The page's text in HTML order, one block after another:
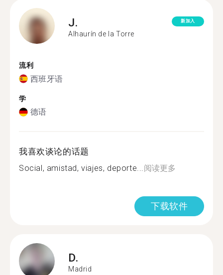
J.
Alhaurín de la Torre
新加入
流利
西班牙语
学
德语
我喜欢谈论的话题
Social, amistad, viajes, deporte...阅读更多
下载软件
D.
Madrid